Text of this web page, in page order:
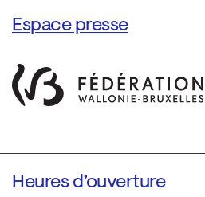
Espace presse
Heures d’ouverture